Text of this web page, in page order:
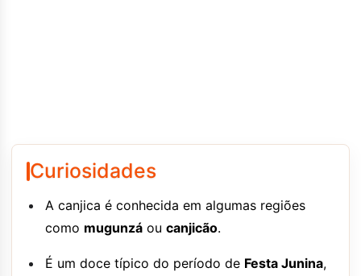
Curiosidades
A canjica é conhecida em algumas regiões
como mugunzá ou canjicão.
É um doce típico do período de Festa Junina,